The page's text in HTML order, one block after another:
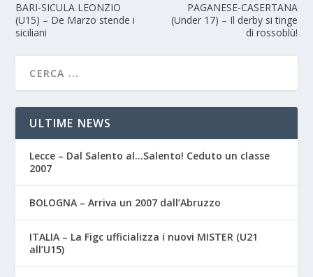
BARI-SICULA LEONZIO
(U15) – De Marzo stende i
siciliani
PAGANESE-CASERTANA
(Under 17) – Il derby si tinge
di rossoblù!
ULTIME NEWS
Lecce – Dal Salento al…Salento! Ceduto un classe
2007
BOLOGNA – Arriva un 2007 dall’Abruzzo
ITALIA – La Figc ufficializza i nuovi MISTER (U21
all’U15)